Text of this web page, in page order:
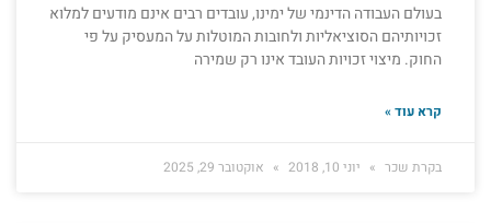
בעולם העבודה הדינמי של ימינו, עובדים רבים אינם מודעים למלוא
זכויותיהם הסוציאליות ולחובות המוטלות על המעסיק על פי
החוק. מיצוי זכויות העובד אינו רק שמירה
קרא עוד »
בקרת שכר יוני 10, 2018 אוקטובר 29, 2025